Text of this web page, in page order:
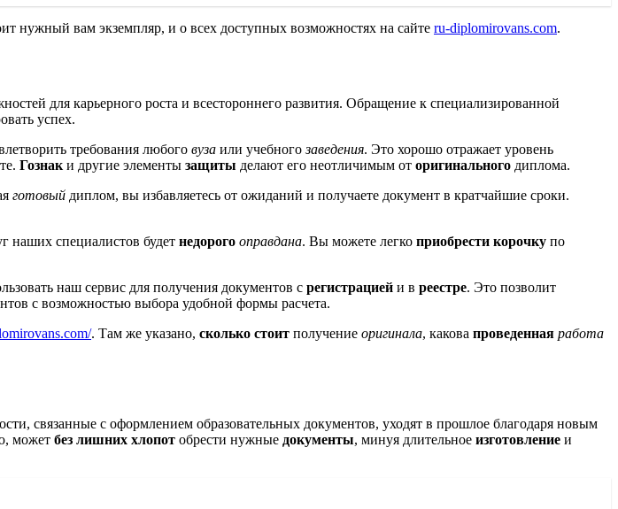
нужный вам экземпляр, и о всех доступных возможностях на сайте ru-diplomirovans.com.
для карьерного роста и всестороннего развития. Обращение к специализированной
успех.
требования любого вуза или учебногозаведения. Это хорошо отражает уровень
Гознак и другие элементы защиты делают его неотличимым от оригинального диплома.
готовый диплом, вы избавляетесь от ожиданий и получаете документ в кратчайшие сроки.
наших специалистов будет недорого оправдана. Вы можете легко приобрести корочку по
наш сервис для получения документов с регистрацией и в реестре. Это позволит
с возможностью выбора удобной формы расчета.
. Там же указано, сколько стоит получение оригинала, какова проведенная работа
связанные с оформлением образовательных документов, уходят в прошлое благодаря новым
может без лишних хлопот обрести нужные документы, минуя длительное изготовление и